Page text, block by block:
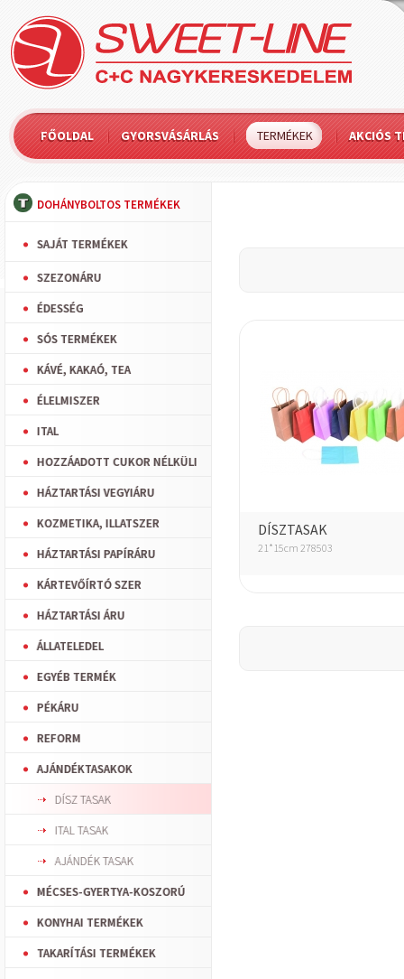
FŐOLDAL GYORSVÁSÁRLÁS TERMÉKEK AKCIÓS
DOHÁNYBOLTOS TERMÉKEK
SAJÁT TERMÉKEK
SZEZONÁRU
ÉDESSÉG
SÓS TERMÉKEK
KÁVÉ, KAKAÓ, TEA
ÉLELMISZER
ITAL
HOZZÁADOTT CUKOR NÉLKÜLI
HÁZTARTÁSI VEGYIÁRU
KOZMETIKA, ILLATSZER
HÁZTARTÁSI PAPÍRÁRU
KÁRTEVŐÍRTÓ SZER
HÁZTARTÁSI ÁRU
ÁLLATELEDEL
EGYÉB TERMÉK
PÉKÁRU
REFORM
AJÁNDÉKTASAKOK
DÍSZ TASAK
ITAL TASAK
AJÁNDÉK TASAK
MÉCSES-GYERTYA-KOSZORÚ
KONYHAI TERMÉKEK
TAKARÍTÁSI TERMÉKEK
DÍSZTASAK
21*15cm 278503